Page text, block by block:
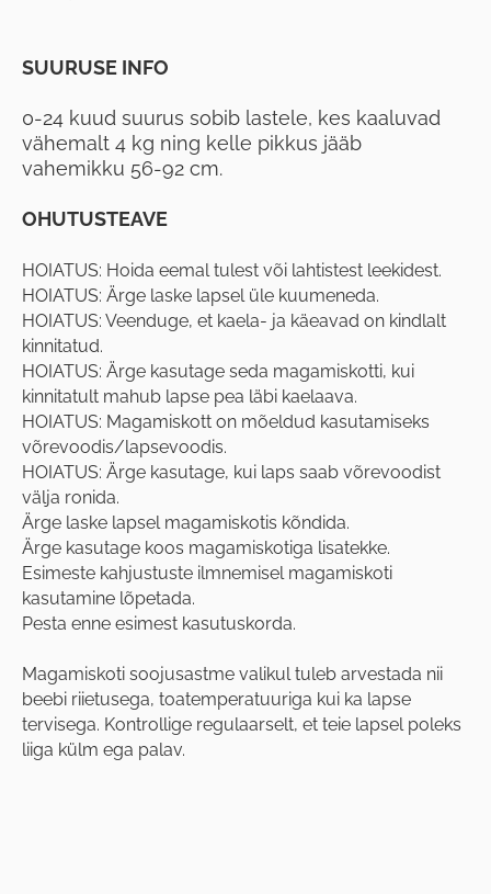
SUURUSE INFO
0-24 kuud suurus sobib lastele, kes kaaluvad
vähemalt 4 kg ning kelle pikkus jääb
vahemikku 56-92 cm.
OHUTUSTEAVE
HOIATUS: Hoida eemal tulest või lahtistest leekidest.
HOIATUS: Ärge laske lapsel üle kuumeneda.
HOIATUS: Veenduge, et kaela- ja käeavad on kindlalt
kinnitatud.
HOIATUS: Ärge kasutage seda magamiskotti, kui
kinnitatult mahub lapse pea läbi kaelaava.
HOIATUS: Magamiskott on mõeldud kasutamiseks
võrevoodis/lapsevoodis.
HOIATUS: Ärge kasutage, kui laps saab võrevoodist
välja ronida.
Ärge laske lapsel magamiskotis kõndida.
Ärge kasutage koos magamiskotiga lisatekke.
Esimeste kahjustuste ilmnemisel magamiskoti
kasutamine lõpetada.
Pesta enne esimest kasutuskorda.
Magamiskoti soojusastme valikul tuleb arvestada nii
beebi riietusega, toatemperatuuriga kui ka lapse
tervisega. Kontrollige regulaarselt, et teie lapsel poleks
liiga külm ega palav.